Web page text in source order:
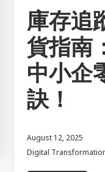
AI 平台專為無縫整
業務轉型的可靠平台
，確保人工智能可完
更多：
zh/solution/
選庫存管理系統全攻略
貨祕訣！
庫存追
貨指南
中小企
訣！
August 12, 2025
Digital